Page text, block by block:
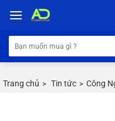
đến
nội
dung
Tìm
kiếm:
Trang chủ > Tin tức > Công